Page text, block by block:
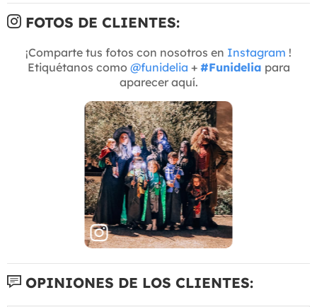
FOTOS DE CLIENTES:
¡Comparte tus fotos con nosotros en Instagram !
Etiquétanos como @funidelia + #Funidelia para
aparecer aquí.
OPINIONES DE LOS CLIENTES: